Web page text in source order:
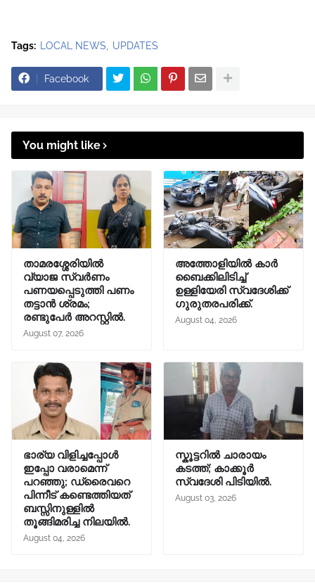
Tags: LOCAL NEWS UPDATES
Facebook
You might like
താമരശ്ശേരിയിൽ
വ്യാജ സ്വർണം
പണയപ്പെടുത്തി പണം
തട്ടാൻ ശ്രമം;
രണ്ടുപേർ അറസ്റ്റിൽ.
August 07, 2026
അത്തോളിയിൽ കാർ
ബൈക്കിലിടിച്ച്
ഉള്ളിയേരി സ്വദേശിക്ക്
ഗുരുതരപരിക്ക്.
August 04, 2026
ഭാര്യ വിളിച്ചപ്പോള്‍
ഇപ്പോ വരാമെന്ന്
പറഞ്ഞു; ഡ്രൈവറെ
പിന്നീട് കണ്ടെത്തിയത്
ബസ്സിനുള്ളില്‍
തൂങ്ങിമരിച്ച നിലയിൽ.
August 04, 2026
സ്കൂട്ടറിൽ ചാരായം
കടത്ത്; കാക്കൂർ
സ്വദേശി പിടിയിൽ.
August 03, 2026